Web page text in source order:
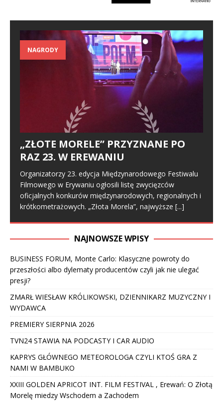
NAGRODY
„ZŁOTE MORELE” PRZYZNANE PO
RAZ 23. W EREWANIU
Organizatorzy 23. edycja Międzynarodowego Festiwalu
Filmowego w Erywaniu ogłosili listę zwycięzców
oficjalnych konkurów międzynarodowych, regionalnych i
krótkometrażowych. „Złota Morela”, najwyższe [...]
NAJNOWSZE WPISY
BUSINESS FORUM, Monte Carlo: Klasyczne powroty do
przeszłości albo dylematy producentów czyli jak nie ulegać
presji?
ZMARŁ WIESŁAW KRÓLIKOWSKI, DZIENNIKARZ MUZYCZNY I
WYDAWCA
PREMIERY SIERPNIA 2026
TVN24 STAWIA NA PODCASTY I CAR AUDIO
KAPRYS GŁÓWNEGO METEOROLOGA CZYLI KTOŚ GRA Z
NAMI W BAMBUKO
XXIII GOLDEN APRICOT INT. FILM FESTIVAL , Erewań: O Złotą
Morelę miedzy Wschodem a Zachodem